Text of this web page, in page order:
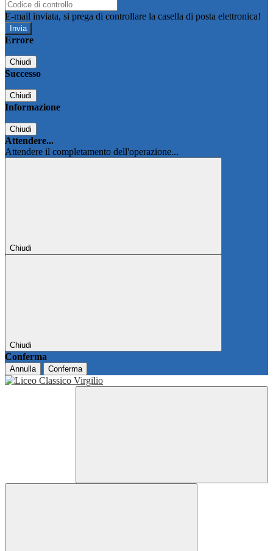
E-mail inviata, si prega di controllare la casella di posta elettronica!
Errore
Chiudi
Successo
Chiudi
Informazione
Chiudi
Attendere...
Attendere il completamento dell'operazione...
Chiudi
Chiudi
Conferma
Annulla Conferma